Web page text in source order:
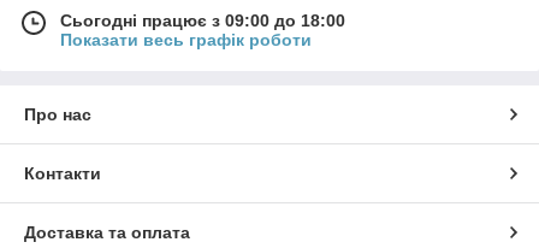
Сьогодні працює з 09:00 до 18:00
Показати весь графік роботи
Про нас
Контакти
Доставка та оплата